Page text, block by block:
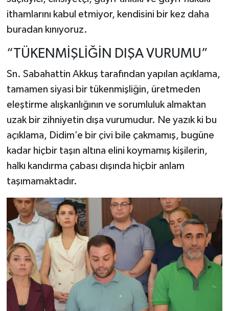
ithamlarını kabul etmiyor, kendisini bir kez daha
buradan kınıyoruz.
“TÜKENMİŞLİĞİN DIŞA VURUMU”
Sn. Sabahattin Akkuş tarafından yapılan açıklama,
tamamen siyasi bir tükenmişliğin, üretmeden
eleştirme alışkanlığının ve sorumluluk almaktan
uzak bir zihniyetin dışa vurumudur. Ne yazık ki bu
açıklama, Didim’e bir çivi bile çakmamış, bugüne
kadar hiçbir taşın altına elini koymamış kişilerin,
halkı kandırma çabası dışında hiçbir anlam
taşımamaktadır.